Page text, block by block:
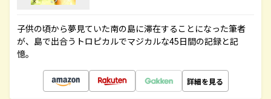
子供の頃から夢見ていた南の島に滞在することになった筆者
が、島で出合うトロピカルでマジカルな45日間の記録と記
憶。
詳細を見る